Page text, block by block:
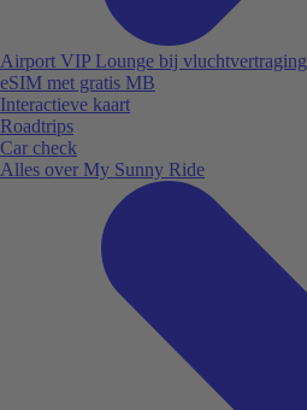
Airport VIP Lounge bij vluchtvertraging
eSIM met gratis MB
Interactieve kaart
Roadtrips
Car check
Alles over My Sunny Ride